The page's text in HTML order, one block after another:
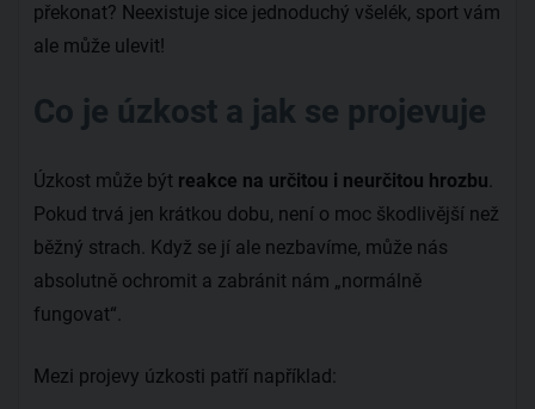
překonat? Neexistuje sice jednoduchý všelék, sport vám
ale může ulevit!
Co je úzkost a jak se projevuje
Úzkost může být reakce na určitou i neurčitou hrozbu.
Pokud trvá jen krátkou dobu, není o moc škodlivější než
běžný strach. Když se jí ale nezbavíme, může nás
absolutně ochromit a zabránit nám „normálně
fungovat“.
Mezi projevy úzkosti patří například: